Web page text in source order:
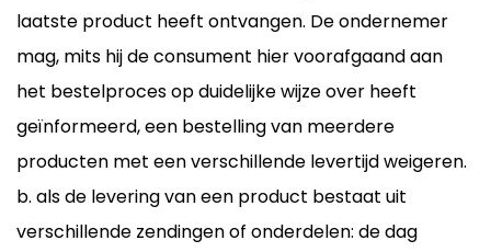
laatste product heeft ontvangen. De ondernemer
mag, mits hij de consument hier voorafgaand aan
het bestelproces op duidelijke wijze over heeft
geïnformeerd, een bestelling van meerdere
producten met een verschillende levertijd weigeren.
b. als de levering van een product bestaat uit
verschillende zendingen of onderdelen: de dag